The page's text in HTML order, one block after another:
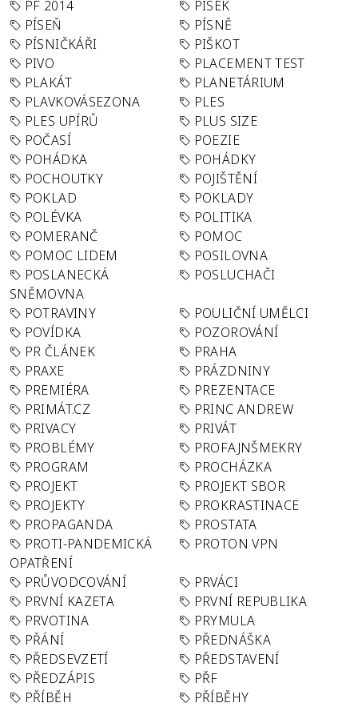
PF 2014
PÍSEK
PÍSEŇ
PÍSNĚ
PÍSNIČKÁŘI
PIŠKOT
PIVO
PLACEMENT TEST
PLAKÁT
PLANETÁRIUM
PLAVKOVÁSEZONA
PLES
PLES UPÍRŮ
PLUS SIZE
POČASÍ
POEZIE
POHÁDKA
POHÁDKY
POCHOUTKY
POJIŠTĚNÍ
POKLAD
POKLADY
POLÉVKA
POLITIKA
POMERANČ
POMOC
POMOC LIDEM
POSILOVNA
POSLANECKÁ
SNĚMOVNA
POSLUCHAČI
POTRAVINY
POULIČNÍ UMĚLCI
POVÍDKA
POZOROVÁNÍ
PR ČLÁNEK
PRAHA
PRAXE
PRÁZDNINY
PREMIÉRA
PREZENTACE
PRIMÁT.CZ
PRINC ANDREW
PRIVACY
PRIVÁT
PROBLÉMY
PROFAJNŠMEKRY
PROGRAM
PROCHÁZKA
PROJEKT
PROJEKT SBOR
PROJEKTY
PROKRASTINACE
PROPAGANDA
PROSTATA
PROTI-PANDEMICKÁ
OPATŘENÍ
PROTON VPN
PRŮVODCOVÁNÍ
PRVÁCI
PRVNÍ KAZETA
PRVNÍ REPUBLIKA
PRVOTINA
PRYMULA
PŘÁNÍ
PŘEDNÁŠKA
PŘEDSEVZETÍ
PŘEDSTAVENÍ
PŘEDZÁPIS
PŘF
PŘÍBĚH
PŘÍBĚHY